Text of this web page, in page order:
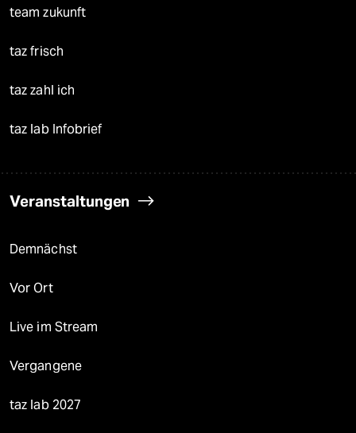
team zukunft
taz frisch
taz zahl ich
taz lab Infobrief
Veranstaltungen
Demnächst
Vor Ort
Live im Stream
Vergangene
taz lab 2027